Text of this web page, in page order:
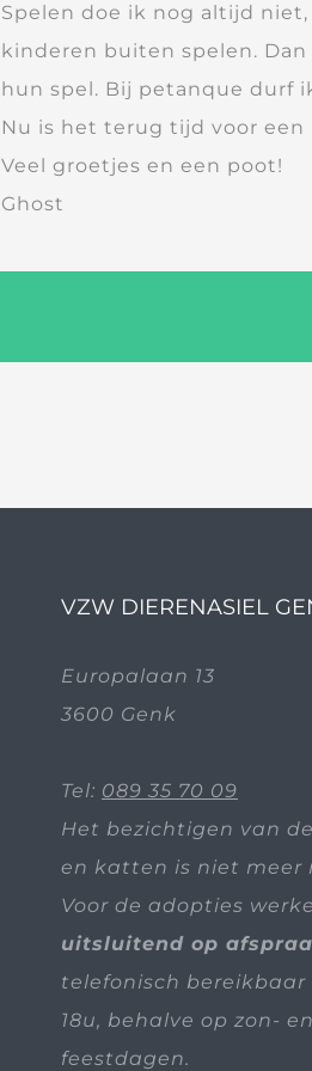
Spelen doe ik nog altijd
kinderen buiten spelen.
hun spel. Bij petanque durf
Nu is het terug tijd voor
Veel groetjes en een poot!
Ghost
VZW DIERENASIEL
Europalaan 13
3600 Genk
Tel: 089 35 70 09
Het bezichtigen van
en katten is niet meer
Voor de adopties
uitsluitend op
telefonisch bereikbaar
18u, behalve op zon- en
feestdagen.